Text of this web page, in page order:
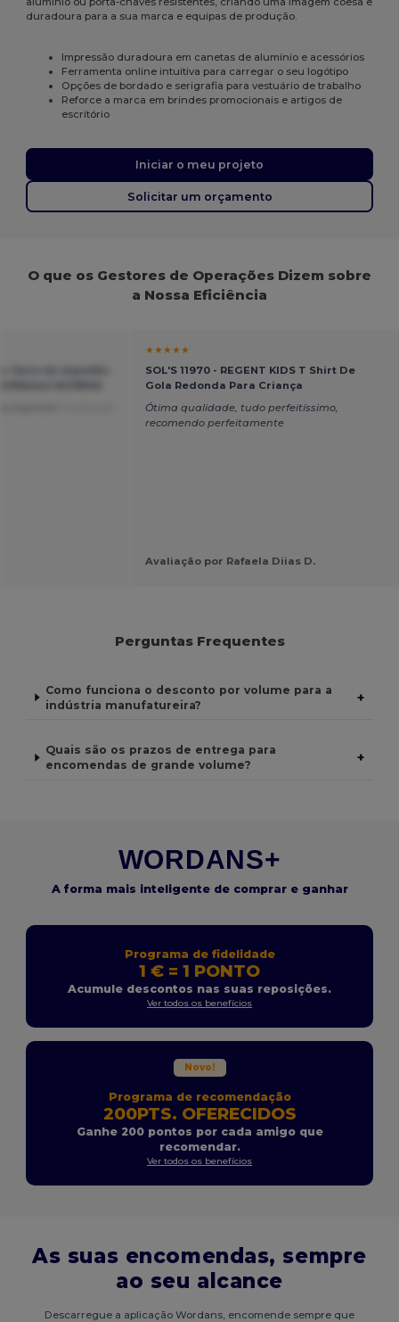
duradoura para a sua marca e equipas de produção.
Impressão duradoura em canetas de alumínio e acessórios
Ferramenta online intuitiva para carregar o seu logótipo
Opções de bordado e serigrafia para vestuário de trabalho
Reforce a marca em brindes promocionais e artigos de
escritório
Iniciar o meu projeto
Solicitar um orçamento
O que os Gestores de Operações Dizem sobre
a Nossa Eficiência
★★★★★
SOL'S 11970 - REGENT KIDS T Shirt De
Gola Redonda Para Criança
Ótima qualidade, tudo perfeitíssimo,
recomendo perfeitamente
Avaliação por Rafaela Diias D.
Perguntas Frequentes
Como funciona o desconto por volume para a
indústria manufatureira?
+
Quais são os prazos de entrega para
encomendas de grande volume?
+
WORDANS+
A forma mais inteligente de comprar e ganhar
Programa de fidelidade
1 € = 1 PONTO
Acumule descontos nas suas reposições.
Ver todos os benefícios
Novo!
Programa de recomendação
200PTS. OFERECIDOS
Ganhe 200 pontos por cada amigo que
recomendar.
Ver todos os benefícios
As suas encomendas, sempre
ao seu alcance
Descarregue a aplicação Wordans, encomende sempre que